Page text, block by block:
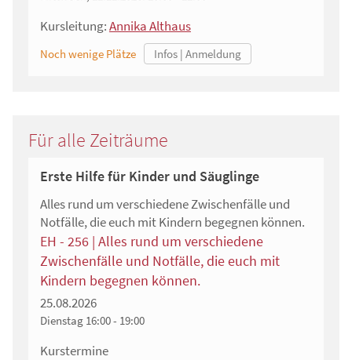
Kursleitung:Annika Althaus
Noch wenige Plätze
Für alle Zeiträume
Erste Hilfe für Kinder und Säuglinge
Alles rund um verschiedene Zwischenfälle und
Notfälle, die euch mit Kindern begegnen können.
EH - 256 | Alles rund um verschiedene
Zwischenfälle und Notfälle, die euch mit
Kindern begegnen können.
25.08.2026
Dienstag 16:00 - 19:00
Kurstermine